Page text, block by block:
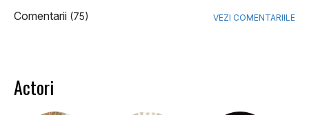
Comentarii (75) VEZI COMENTARIILE
Actori